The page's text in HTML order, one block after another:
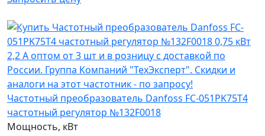
Частотный преобразователь Danfoss FC-051PK75T4
частотный регулятор №132F0018
Мощность, кВт